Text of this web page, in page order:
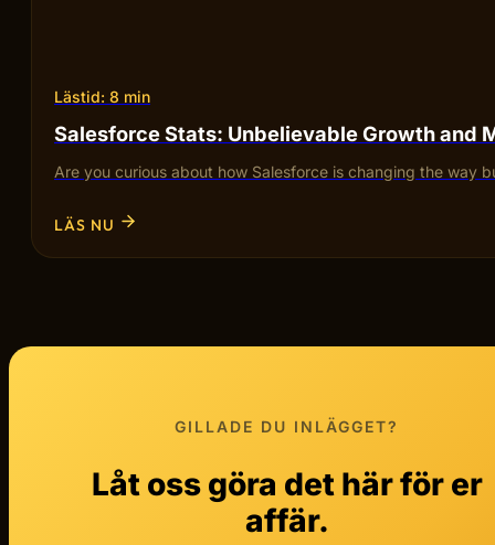
Lästid: 8 min
Salesforce Stats: Unbelievable Growth and
Are you curious about how Salesforce is changing the way
LÄS NU
GILLADE DU INLÄGGET?
Låt oss göra det här för er
affär.